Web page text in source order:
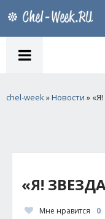
chel-week»Новости »
«Я!
Мне нравится 0